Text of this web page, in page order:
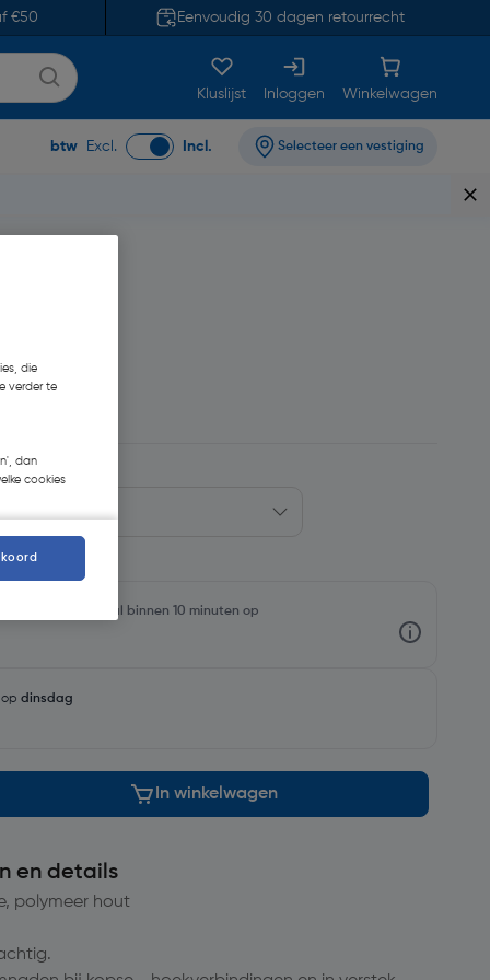
€50 Eenvoudig 30 dagen retourrecht
Kluslijst Inloggen Winkelwagen
btw Excl. Incl. Selecteer een vestiging
en haal binnen 10 minuten op
dinsdag
In winkelwagen
en details
polymeer hout
die
verder te
dan
cookies